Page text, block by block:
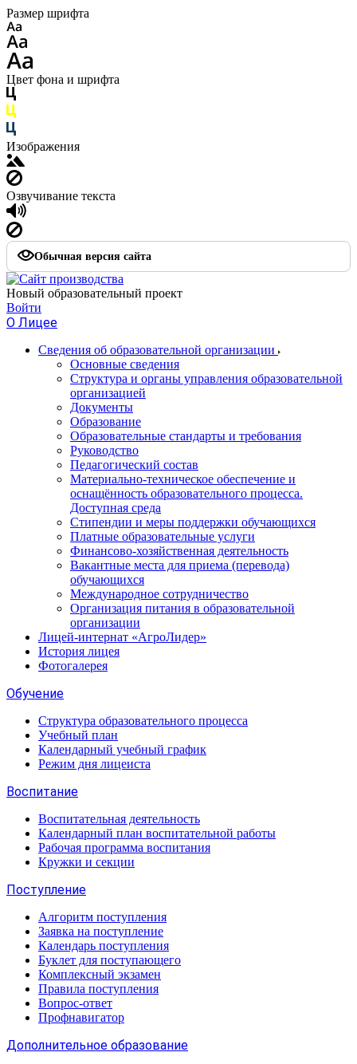
Размер шрифта
Цвет фона и шрифта
Изображения
Озвучивание текста
Обычная версия сайта
Новый образовательный проект
Войти
О Лицее
Сведения об образовательной организации
Основные сведения
Структура и органы управления образовательной
организацией
Документы
Образование
Образовательные стандарты и требования
Руководство
Педагогический состав
Материально-техническое обеспечение и
оснащённость образовательного процесса.
Доступная среда
Стипендии и меры поддержки обучающихся
Платные образовательные услуги
Финансово-хозяйственная деятельность
Вакантные места для приема (перевода)
обучающихся
Международное сотрудничество
Организация питания в образовательной
организации
Лицей-интернат «АгроЛидер»
История лицея
Фотогалерея
Обучение
Структура образовательного процесса
Учебный план
Календарный учебный график
Режим дня лицеиста
Воспитание
Воспитательная деятельность
Календарный план воспитательной работы
Рабочая программа воспитания
Кружки и секции
Поступление
Алгоритм поступления
Заявка на поступление
Календарь поступления
Буклет для поступающего
Комплексный экзамен
Правила поступления
Вопрос-ответ
Профнавигатор
Дополнительное образование